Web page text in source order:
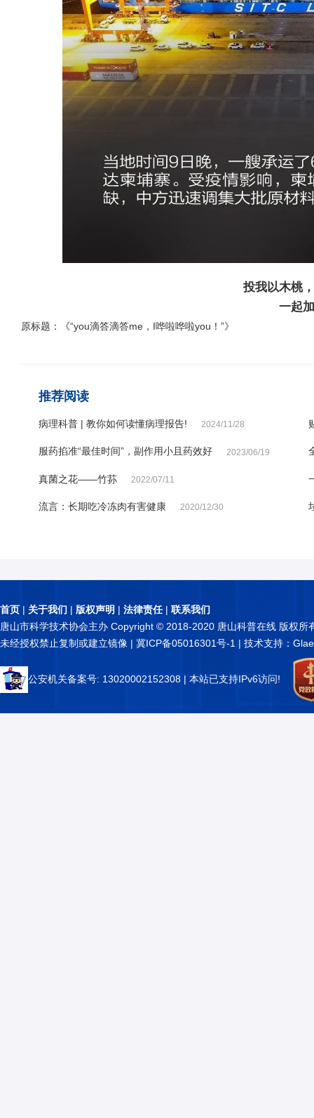
投我以木桃
一起
原标题：《“you滴答滴答me，I哗啦哗啦you！”》
推荐阅读
病理科普 | 教你如何读懂病理报告! 2024/11/28
服药掐准“最佳时间”，副作用小且药效好 2023/06/19
真菌之花——竹荪 2022/07/11
流言：长期吃冷冻肉有害健康 2020/12/30
首页 | 关于我们 | 版权声明 | 法律责任| 联系我们
唐山市科学技术协会主办 Copyright © 2018-2020 唐山科普在线 版权所
未经授权禁止复制或建立镜像 | 冀ICP备05016301号-1 | 技术支持：
公安机关备案号: 13020002152308 | 本站已支持IPv6访问!